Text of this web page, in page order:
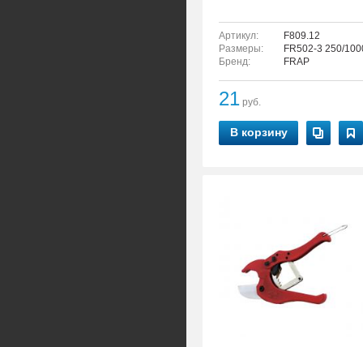
Артикул:
F809.12
Размеры:
FR502-3 250/
Бренд:
FRAP
21 руб.
В корзину